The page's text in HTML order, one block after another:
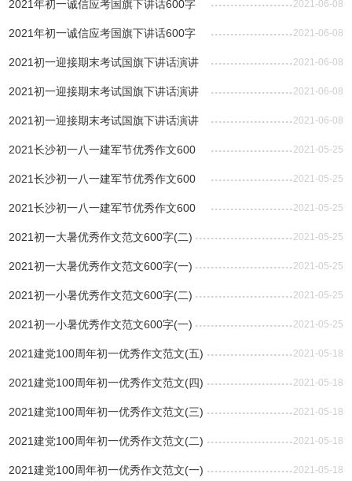
我家“小扣”
2021年初一诚信应考国旗下讲话600字
(二)
2021-06-08
2021年初一诚信应考国旗下讲话600字
(一)
2021-06-08
2021初一迎接期末考试国旗下讲话演讲
稿(三)
2021-06-08
2021初一迎接期末考试国旗下讲话演讲
稿(二)
2021-06-08
2021初一迎接期末考试国旗下讲话演讲
稿(一)
2021-06-08
2021长沙初一八一建军节优秀作文600
字：坚定了信念
2021-05-25
2021长沙初一八一建军节优秀作文600
字：开心的联欢会
2021-05-25
2021长沙初一八一建军节优秀作文600
字：十分感动的一天
2021-05-25
2021初一大暑优秀作文范文600字(二) 2021-05-25
2021初一大暑优秀作文范文600字(一) 2021-05-25
2021初一小暑优秀作文范文600字(二) 2021-05-25
2021初一小暑优秀作文范文600字(一) 2021-05-25
2021建党100周年初一优秀作文范文(五) 2021-05-18
2021建党100周年初一优秀作文范文(四) 2021-05-18
2021建党100周年初一优秀作文范文(三) 2021-05-18
2021建党100周年初一优秀作文范文(二) 2021-05-18
2021建党100周年初一优秀作文范文(一) 2021-05-18